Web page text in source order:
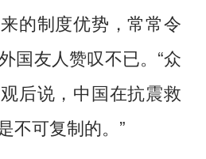
的制度优势，常常令
国友人赞叹不已。“众
后说，中国在抗震救
不可复制的。”